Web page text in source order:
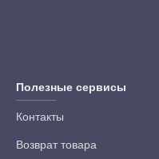
Полезные сервисы
Контакты
Возврат товара